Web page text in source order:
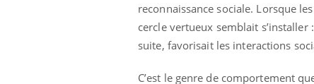
reconnaissance sociale. Lorsque
cercle vertueux semblait
suite, favorisait les interactions
C’est le genre de comportement